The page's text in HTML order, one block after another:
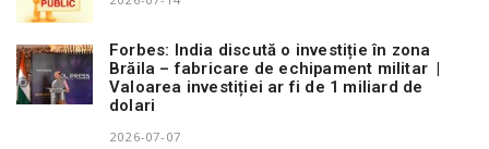
Forbes: India discută o investiție în zona
Brăila – fabricare de echipament militar |
Valoarea investiției ar fi de 1 miliard de
dolari
2026-07-07